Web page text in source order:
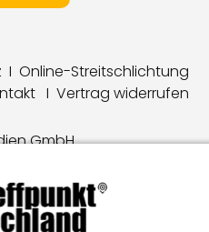
I Online-Streitschlichtung
I Vertrag widerrufen
GmbH